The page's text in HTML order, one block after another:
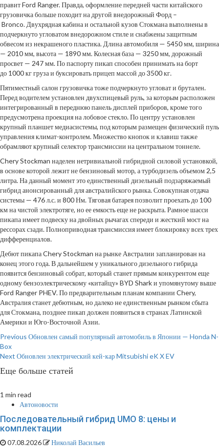
правит Ford Ranger. Правда, оформление передней части китайского
грузовичка больше походит на другой внедорожный Форд –
Bronco. Двухрядная кабина и остальной кузов Стокмана выполнены в
подчеркнуто угловатом внедорожном стиле и снабжены защитным
обвесом из некрашеного пластика. Длина автомобиля — 5450 мм, ширина
— 2010 мм, высота — 1890 мм. Колесная база — 3250 мм, дорожный
просвет — 247 мм. По паспорту пикап способен принимать на борт
до 1000 кг груза и буксировать прицеп массой до 3500 кг.
Пятиместный салон грузовичка тоже подчеркнуто угловат и брутален.
Перед водителем установлен двухспицевый руль, за которым расположен
интегрированный в переднюю панель дисплей приборов, кроме того
предусмотрена проекция на лобовое стекло. По центру установлен
крупный планшет медиасистемы, под которым размещен физический пуль
управления климат-контролем. Множество кнопок и клавиш также
обрамляют крупный селектор трансмиссии на центральном тоннеле.
Chery Stockman наделен нетривиальной гибридной силовой установкой,
в основе которой лежит не бензиновый мотор, а турбодизель объемом 2,5
литра. На данный момент это единственный дизельный подзаряжаемый
гибрид анонсированный для австралийского рынка. Совокупная отдача
системы — 476 л.с. и 800 Нм. Тяговая батарея позволит проехать до 100
км на чистой электротяге, но ее емкость еще не раскрыта. Рамное шасси
пикапа имеет подвеску на двойных рычагах спереди и жесткий мост на
рессорах сзади. Полноприводная трансмиссия имеет блокировку всех трех
дифференциалов.
Дебют пикапа Chery Stockman на рынке Австралии запланирован на
конец этого года. В дальнейшем у уникального дизельного гибрида
появится бензиновый собрат, который станет прямым конкурентом еще
одному бензоэлектрическому «китайцу» BYD Shark и упомянутому выше
Ford Ranger PHEV. По предварительным планам компании Chery,
Австралия станет дебютным, но далеко не единственным рынком сбыта
для Стокмана, позднее пикап должен появиться в странах Латинской
Америки и Юго-Восточной Азии.
Continue
Reading
Previous Обновлен самый популярный автомобиль в Японии — Honda N-
Box
Next Обновлен электрический кей-кар Mitsubishi eK X EV
Еще больше статей
1 min read
Автоновости
Последовательный гибрид UMO 8: цены и
комплектации
07.08.2026 Николай Васильев